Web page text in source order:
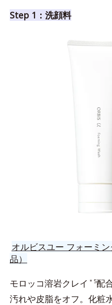
Step 1：洗顔料
オルビスユー フォーミ
品）
モロッコ溶岩クレイ ＊5配
汚れや皮脂をオフ。化粧